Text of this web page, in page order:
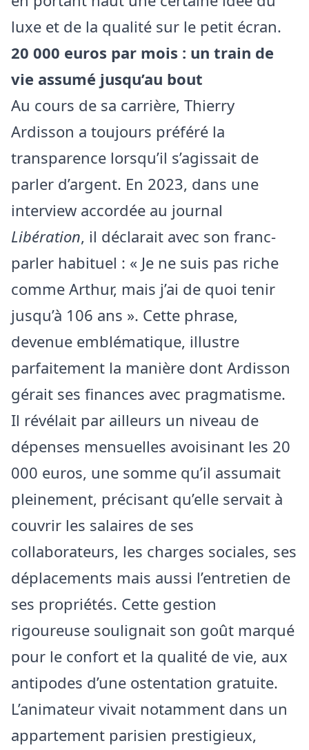
luxe et de la qualité sur le petit écran.
20 000 euros par mois : un train de
vie assumé jusqu’au bout
Au cours de sa carrière, Thierry
Ardisson a toujours préféré la
transparence lorsqu’il s’agissait de
parler d’argent. En 2023, dans une
interview accordée au journal
Libération, il déclarait avec son franc-
parler habituel : « Je ne suis pas riche
comme Arthur, mais j’ai de quoi tenir
jusqu’à 106 ans ». Cette phrase,
devenue emblématique, illustre
parfaitement la manière dont Ardisson
gérait ses finances avec pragmatisme.
Il révélait par ailleurs un niveau de
dépenses mensuelles avoisinant les 20
000 euros, une somme qu’il assumait
pleinement, précisant qu’elle servait à
couvrir les salaires de ses
collaborateurs, les charges sociales, ses
déplacements mais aussi l’entretien de
ses propriétés. Cette gestion
rigoureuse soulignait son goût marqué
pour le confort et la qualité de vie, aux
antipodes d’une ostentation gratuite.
L’animateur vivait notamment dans un
appartement parisien prestigieux,